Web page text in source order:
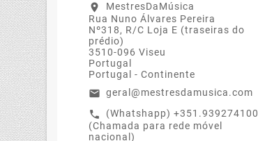
location_on
MestresDaMúsica
Rua Nuno Álvares Pereira
Nº318, R/C Loja E (traseiras do
prédio)
3510-096 Viseu
Portugal
Portugal - Continente
email geral@mestresdamusica.com
call
(Whatshapp) +351.939274100
(Chamada para rede móvel
nacional)